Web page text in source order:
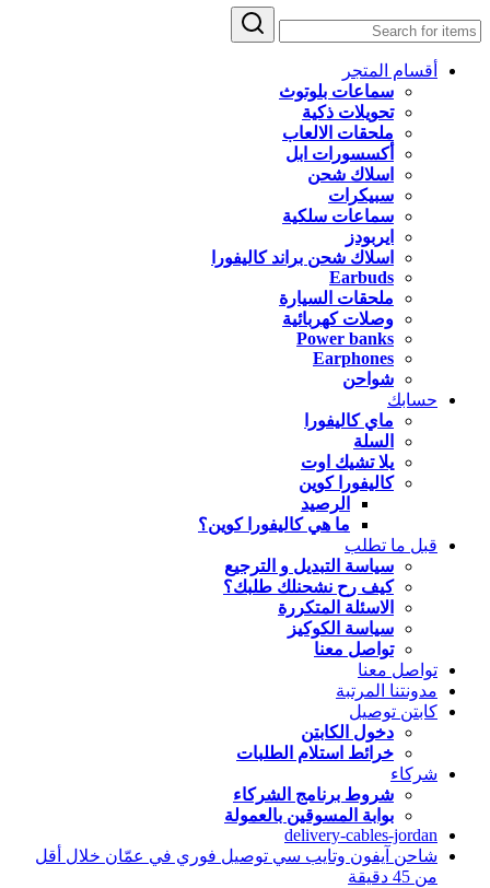
أقسام المتجر
سماعات بلوتوث
تحويلات ذكية
ملحقات الالعاب
أكسسورات ابل
اسلاك شحن
سبيكرات
سماعات سلكية
ايربودز
اسلاك شحن براند كاليفورا
Earbuds
ملحقات السيارة
وصلات كهربائية
Power banks
Earphones
شواحن
حسابك
ماي كاليفورا
السلة
يلا تشيك اوت
كاليفورا كوين
الرصيد
ما هي كاليفورا كوين؟
قبل ما تطلب
سياسة التبديل و الترجيع
كيف رح نشحنلك طلبك؟
الاسئلة المتكررة
سياسة الكوكيز
تواصل معنا
تواصل معنا
مدونتنا المرتبة
كابتن توصيل
دخول الكابتن
خرائط استلام الطلبات
شركاء
شروط برنامج الشركاء
بوابة المسوقين بالعمولة
delivery-cables-jordan
شاحن آيفون وتايب سي توصيل فوري في عمّان خلال أقل
من 45 دقيقة